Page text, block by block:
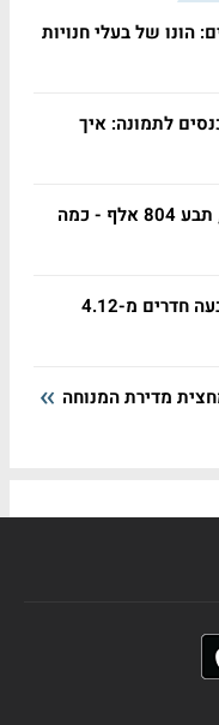
של בעלי חנויות
לתמונה: איך
פוטר אחרי 29 שנה בלי שימוע, תבע 804 אלף - כמה
תל בנימין: באותו בניין ירדו ארבעה חדרים מ-4.12